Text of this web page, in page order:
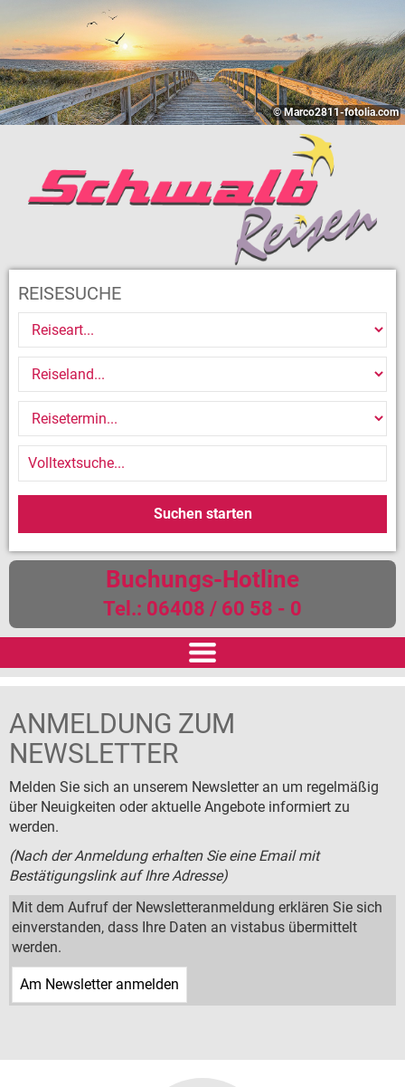
© Marco2811-fotolia.com
REISESUCHE
Buchungs-Hotline
Tel.: 06408 / 60 58 - 0
REISEN
Reiseversicherung
Zustiegsmöglichkeiten
GRUPPENREISEN
LINIENVERKEHR
ÜBER UNS
ANMELDUNG ZUM
NEWSLETTER
Melden Sie sich an unserem Newsletter an um regelmäßig
über Neuigkeiten oder aktuelle Angebote informiert zu
werden.
(Nach der Anmeldung erhalten Sie eine Email mit
Bestätigungslink auf Ihre Adresse)
Mit dem Aufruf der Newsletteranmeldung erklären Sie sich
einverstanden, dass Ihre Daten an vistabus übermittelt
werden.